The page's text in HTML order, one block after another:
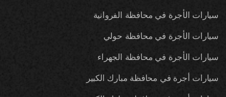
سيارات الأجرة في محافظة الفروانية
سيارات الأجرة في محافظة حولي
سيارات الأجرة في محافظة الجهراء
سيارات أجرة في محافظة مبارك الكبير